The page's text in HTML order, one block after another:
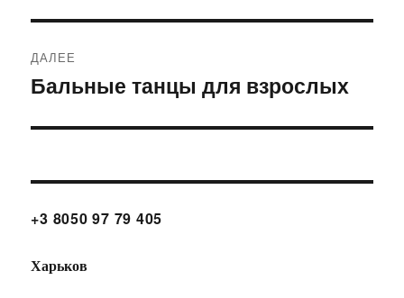
по
ДАЛЕЕ
Следующая
Бальные танцы для взрослых
+3 8050 97 79 405
Харьков